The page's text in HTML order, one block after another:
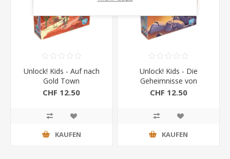
Unlock! Kids - Auf nach
Gold Town
CHF 12.50
KAUFEN
Unlock! Kids - Die
Geheimnisse von
Pharaonin Hatschepsut
CHF 12.50
KAUFEN